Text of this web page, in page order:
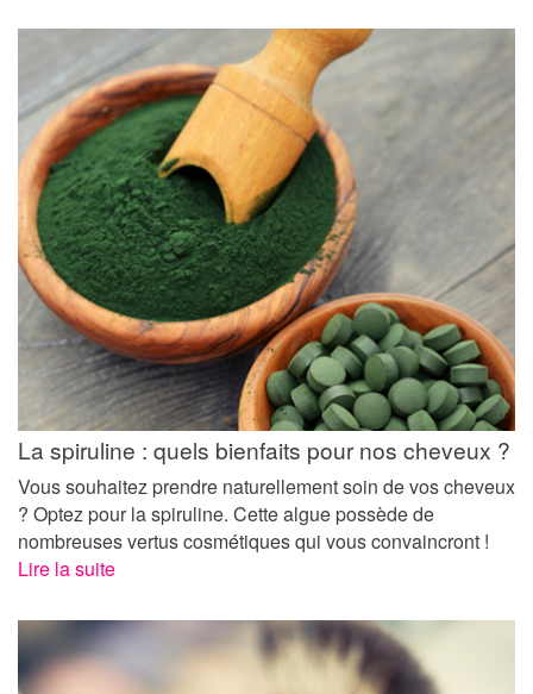
La spiruline : quels bienfaits pour nos cheveux ?
Vous souhaitez prendre naturellement soin de vos cheveux
? Optez pour la spiruline. Cette algue possède de
nombreuses vertus cosmétiques qui vous convaincront !
Lire la suite